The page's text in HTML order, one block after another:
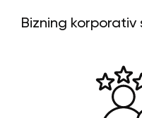
Bizning